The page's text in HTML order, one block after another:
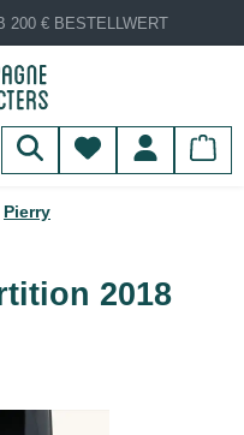
200 € BESTELLWERT
Du hast 0
Pierry
2018